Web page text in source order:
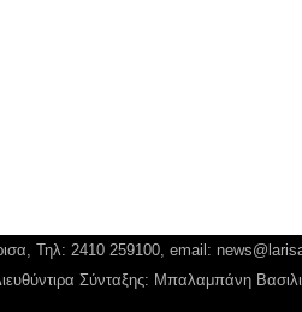
Τηλ: 2410 259100, email:
Σύνταξης: Μπαλαμπάνη